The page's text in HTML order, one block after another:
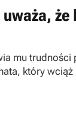
mu trudności
który wciąż